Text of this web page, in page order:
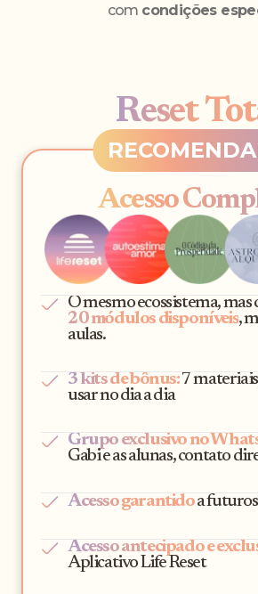
com condições
Reset
Acesso
O mesmo ecossistema, mas
20 módulos disponíveis,
aulas.
3 kits de bônus:7
usar no dia a dia
Grupo exclusivo no
Gabi e as alunas, contato
Acesso garantidoa
Acesso antecipado e
Aplicativo Life Reset